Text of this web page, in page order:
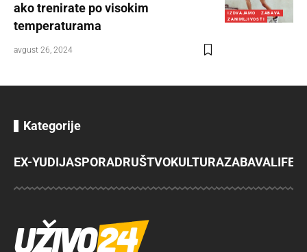
IZDVAJAMO
ZABAVA
ZANIMLJIVOSTI
ako trenirate po visokim
temperaturama
avgust 26, 2024
Kategorije
EX-YUDIJASPORADRUŠTVOKULTURAZABAVA